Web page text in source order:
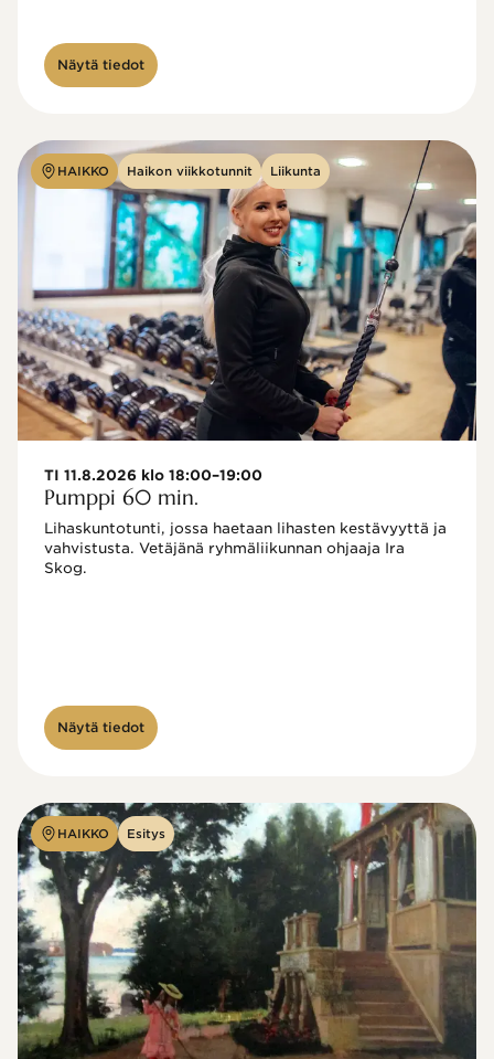
Näytä tiedot
HAIKKO Haikon viikkotunnit Liikunta
TI 11.8.2026 klo 18:00–19:00
Pumppi 60 min.
Lihaskuntotunti, jossa haetaan lihasten kestävyyttä ja
vahvistusta. Vetäjänä ryhmäliikunnan ohjaaja Ira
Skog.
Näytä tiedot
HAIKKO Esitys